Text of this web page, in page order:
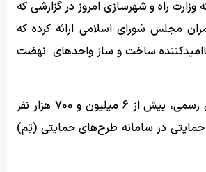
راه و شهرسازی امروز در گزارشی که
مجلس شورای اسلامی ارائه کرده که
ساخت و ساز واحدهای نهضت
بر اساس این گزارش رسمی، بیش از 6 میلیون و 700 هزار نفر
در سامانه طرح‌های حمایتی (تِم)